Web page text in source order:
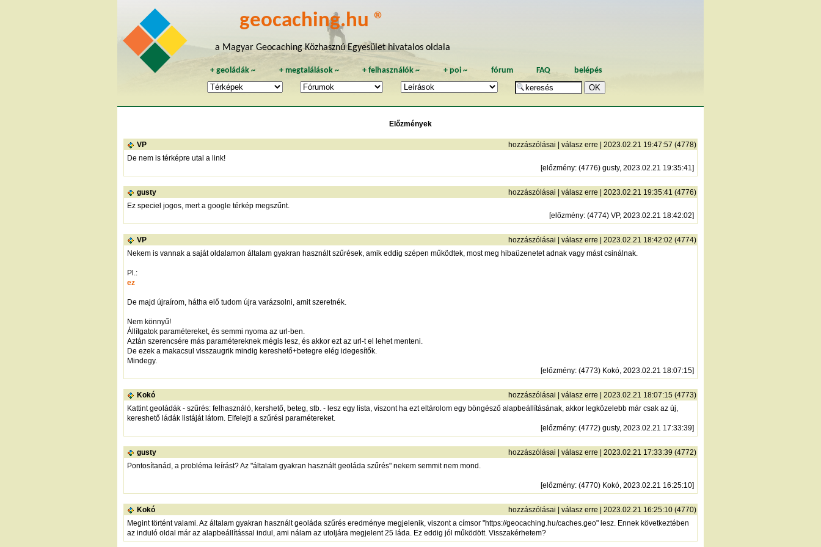
geocaching.hu ®
a Magyar Geocaching Közhasznú Egyesület hivatalos oldala
+geoládák ~ + megtalálások~ +felhasználók ~ + poi~ fórum FAQ belépés
Előzmények
VP hozzászólásai válasz erre | 2023.02.21 19:47:57 (4778)
De nem is térképre utal a link!
[előzmény: (4776) gusty, 2023.02.21 19:35:41]
gusty hozzászólásai válasz erre | 2023.02.21 19:35:41 (4776)
Ez speciel jogos, mert a google térkép megszűnt.
[előzmény: (4774) VP, 2023.02.21 18:42:02]
VP hozzászólásai válasz erre | 2023.02.21 18:42:02 (4774)
Nekem is vannak a saját oldalamon általam gyakran használt szűrések, amik eddig szépen működtek, most meg hibaüzenetet adnak vagy mást csinálnak.
Pl.:
ez
De majd újraírom, hátha elő tudom újra varázsolni, amit szeretnék.
Nem könnyű!
Állítgatok paramétereket, és semmi nyoma az url-ben.
Aztán szerencsére más paramétereknek mégis lesz, és akkor ezt az url-t el lehet menteni.
De ezek a makacsul visszaugrik mindig kereshető+betegre elég idegesítők.
Mindegy.
[előzmény: (4773) Kokó, 2023.02.21 18:07:15]
Kokó hozzászólásai válasz erre | 2023.02.21 18:07:15 (4773)
Kattint geoládák - szűrés: felhasználó, kershető, beteg, stb. - lesz egy lista, viszont ha ezt eltárolom egy böngésző alapbeállításának, akkor legközelebb már csak az új,
kereshető ládák listáját látom. Elfelejti a szűrési paramétereket.
[előzmény: (4772) gusty, 2023.02.21 17:33:39]
gusty hozzászólásai válasz erre | 2023.02.21 17:33:39 (4772)
Pontosítanád, a probléma leírást? Az "általam gyakran használt geoláda szűrés" nekem semmit nem mond.
[előzmény: (4770) Kokó, 2023.02.21 16:25:10]
Kokó hozzászólásai válasz erre | 2023.02.21 16:25:10 (4770)
Megint történt valami. Az általam gyakran használt geoláda szűrés eredménye megjelenik, viszont a címsor "https://geocaching.hu/caches.geo" lesz. Ennek következtében
az induló oldal már az alapbeállítással indul, ami nálam az utoljára megjelent 25 láda. Ez eddig jól működött. Visszakérhetem?